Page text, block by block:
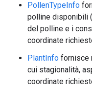
PollenTypeInfo
polline disponibili (
del polline e i
coordinate
PlantInfo fornisce
cui stagionalità,
coordinate